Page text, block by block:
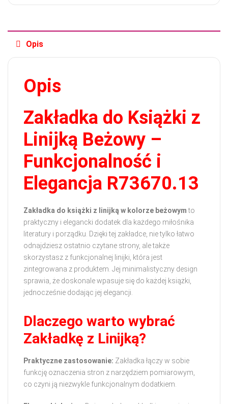
Opis
Opis
Zakładka do Książki z
Linijką Beżowy –
Funkcjonalność i
Elegancja R73670.13
Zakładka do książki z linijką w kolorze beżowymto
praktyczny i elegancki dodatek dla każdego miłośnika
literatury i porządku. Dzięki tej zakładce, nie tylko łatwo
odnajdziesz ostatnio czytane strony, ale także
skorzystasz z funkcjonalnej linijki, która jest
zintegrowana z produktem. Jej minimalistyczny design
sprawia, że doskonale wpasuje się do każdej książki,
jednocześnie dodając jej elegancji.
Dlaczego warto wybrać
Zakładkę z Linijką?
Praktyczne zastosowanie: Zakładka łączy w sobie
funkcję oznaczenia stron z narzędziem pomiarowym,
co czyni ją niezwykle funkcjonalnym dodatkiem.